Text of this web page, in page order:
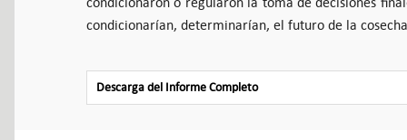
condicionarían, determinarían, el futuro de la
Descarga del Informe Completo